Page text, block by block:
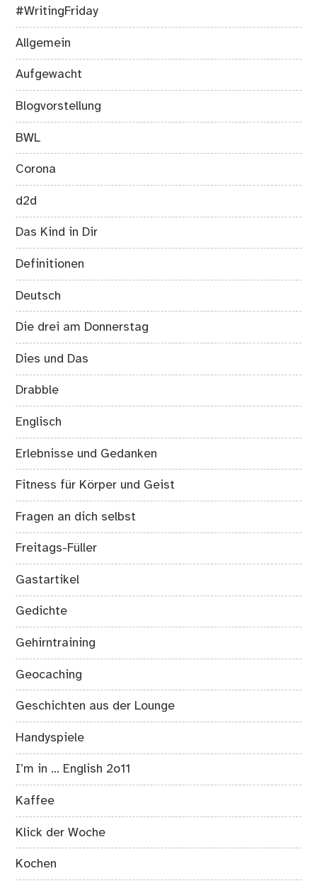
#WritingFriday
Allgemein
Aufgewacht
Blogvorstellung
BWL
Corona
d2d
Das Kind in Dir
Definitionen
Deutsch
Die drei am Donnerstag
Dies und Das
Drabble
Englisch
Erlebnisse und Gedanken
Fitness für Körper und Geist
Fragen an dich selbst
Freitags-Füller
Gastartikel
Gedichte
Gehirntraining
Geocaching
Geschichten aus der Lounge
Handyspiele
I’m in … English 2o11
Kaffee
Klick der Woche
Kochen